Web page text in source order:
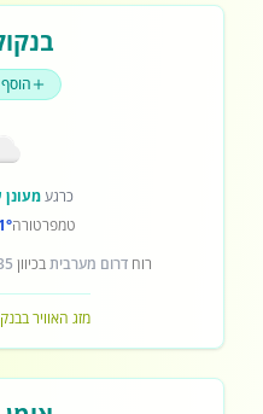
כרגעמעונן
טמפרטורה
רוח דרום מערביתבכיוון
מזג האוויר